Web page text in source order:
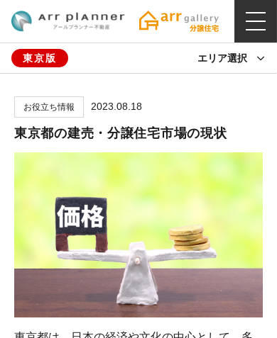
東京版 エリア選択
お役立ち情報 2023.08.18
東京都の建売・分譲住宅市場の現状